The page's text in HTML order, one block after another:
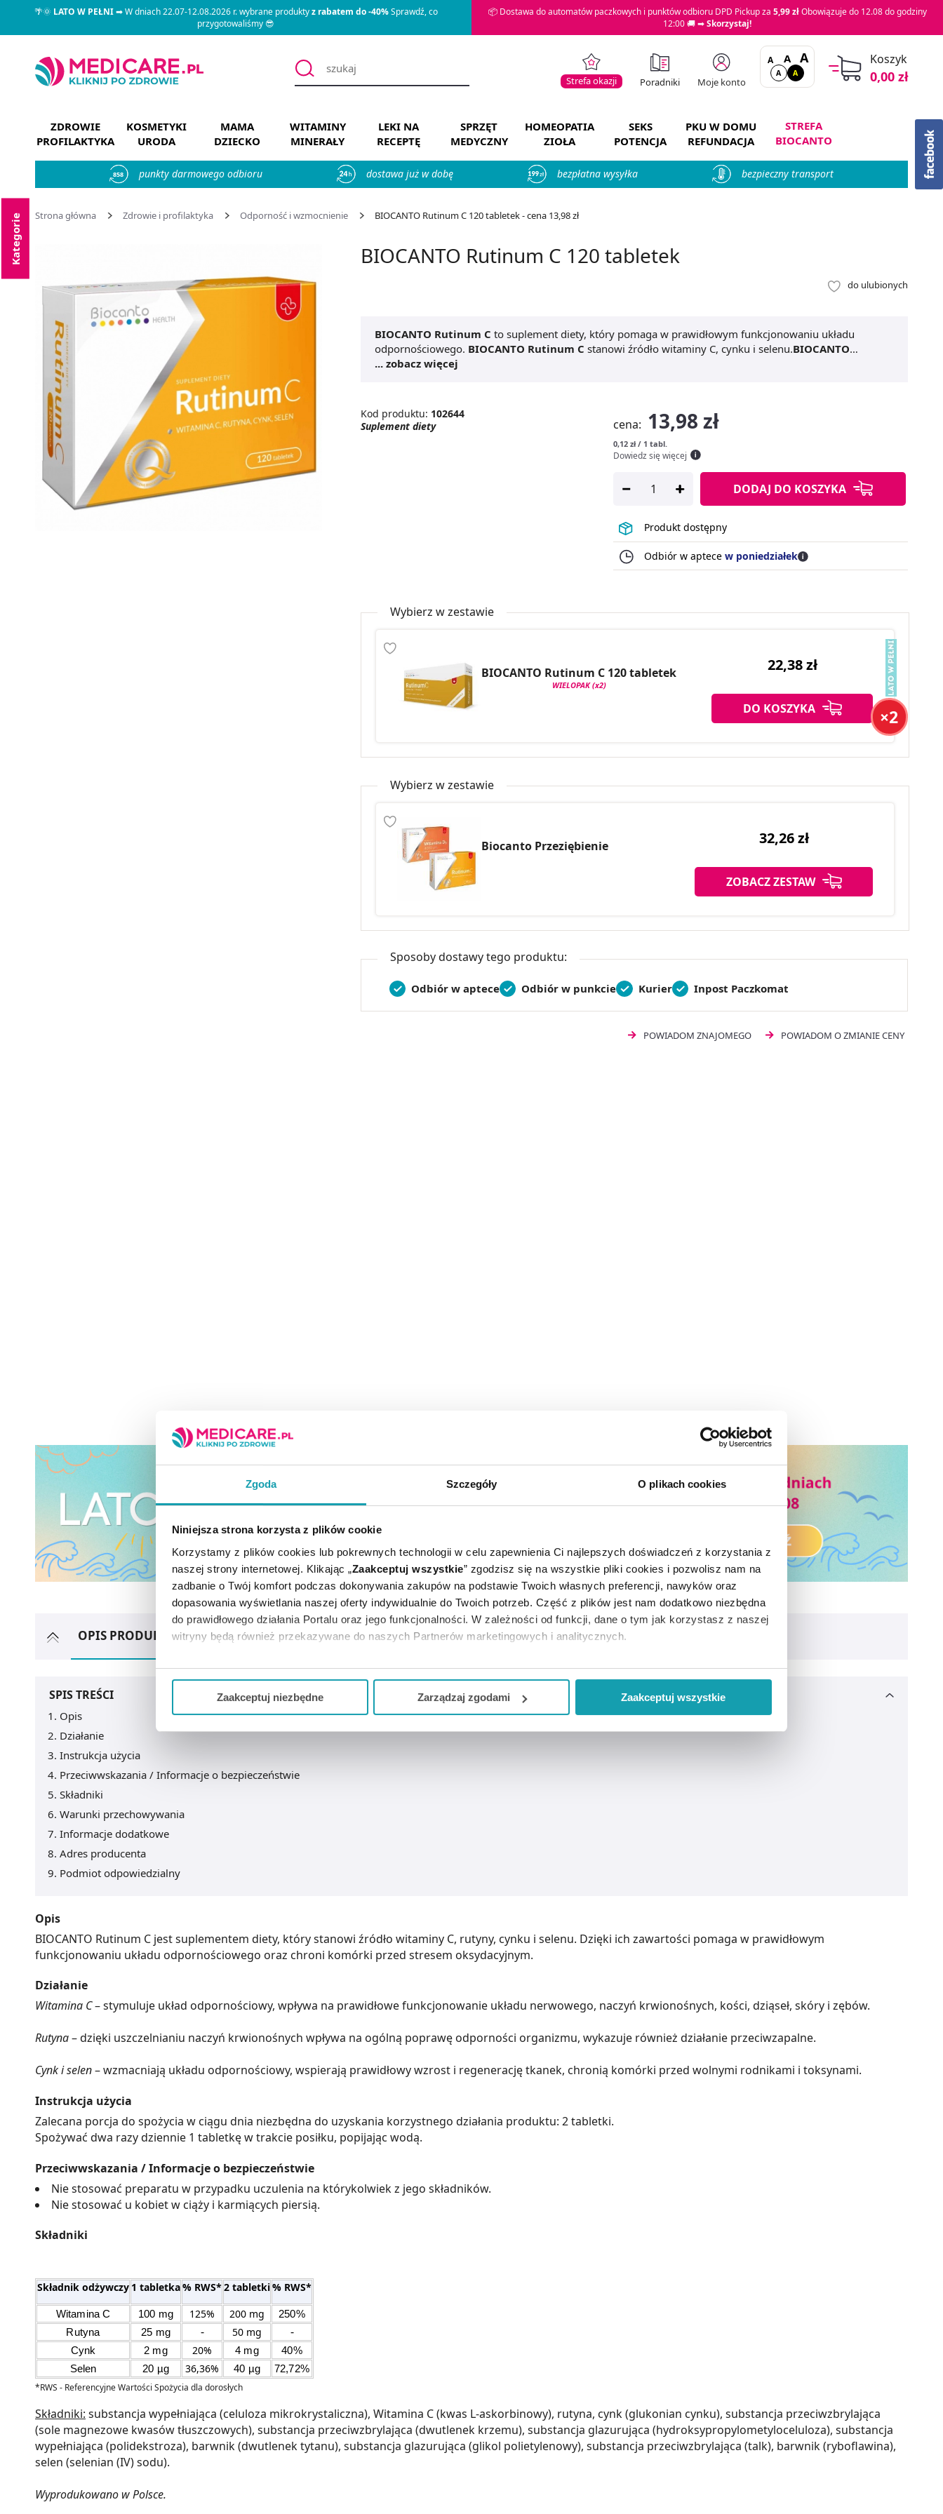
Zgoda Szczegóły O plikach cookies
Niniejsza strona korzysta z plików cookie
Korzystamy z plików cookies lub pokrewnych technologii w celu zapewnienia Ci najlepszych doświadczeń z korzystania z
naszej strony internetowej. Klikając „Zaakceptuj wszystkie” zgodzisz się na wszystkie pliki cookies i pozwolisz nam na
zadbanie o Twój komfort podczas dokonywania zakupów na podstawie Twoich własnych preferencji, nawyków oraz
dopasowania wyświetlania naszej oferty indywidualnie do Twoich potrzeb. Część z plików jest nam dodatkowo niezbędna
do prawidłowego działania Portalu oraz jego funkcjonalności. W zależności od funkcji, dane o tym jak korzystasz z naszej
witryny będą również przekazywane do naszych Partnerów marketingowych i analitycznych.
Jeżeli chcesz dostosować swoją zgodę i wybrać tylko niektóre dodatkowe funkcje, z którymi wiąże się zbieranie danych o
Zaakceptuj niezbędne Zarządzaj zgodami Zaakceptuj wszystkie
🌴🌞LATO W PEŁNI➡ W dniach 22.07-12.08.2026 r. wybrane produktyz rabatem do -40%Sprawdź, co
przygotowaliśmy 😎
📦 Dostawa do automatów paczkowych i punktów odbioru DPD Pickup za 5,99 złObowiązuje do 12.08 do godziny
12:00 🚚 ➡Skorzystaj!
Strefa okazji Poradniki Moje konto
A A A
A A
Koszyk
0,00 zł
ZDROWIE
PROFILAKTYKA
KOSMETYKI
URODA
MAMA
DZIECKO
WITAMINY
MINERAŁY
LEKI NA
RECEPTĘ
SPRZĘT
MEDYCZNY
HOMEOPATIA
ZIOŁA
SEKS
POTENCJA
PKU W DOMU
REFUNDACJA
STREFA
BIOCANTO
858 punkty darmowego odbioru dostawa już w dobę bezpłatna wysyłka bezpieczny transport
Strona główna Zdrowie i profilaktyka Odporność i wzmocnienie BIOCANTO Rutinum C 120 tabletek - cena 13,98 zł
Kategorie BIOCANTO Rutinum C 120 tabletek
do ulubionych
BIOCANTO Rutinum C to suplement diety, który pomaga w prawidłowym funkcjonowaniu układu
odpornościowego. BIOCANTO Rutinum C stanowi źródło witaminy C, cynku i selenu.BIOCANTO
Rutinum Cprzeznaczony jest dla osób dorosłych i dzieci powyżej 7 – go roku życia. Preparat polecany jest
... zobacz więcej
Kod produktu: 102644
Suplement diety
cena: 13,98 zł
0,12 zł / 1 tabl.
Dowiedz się więcej
DODAJ DO KOSZYKA
Produkt dostępny
Odbiór w aptece w poniedziałek
Wybierz w zestawie
BIOCANTO Rutinum C 120 tabletek
WIELOPAK (x2)
×2
22,38 zł
DO KOSZYKA
Wybierz w zestawie
Biocanto Przeziębienie 32,26 zł
ZOBACZ ZESTAW
Sposoby dostawy tego produktu:
Odbiór w aptece Odbiór w punkcie Kurier Inpost Paczkomat
POWIADOM ZNAJOMEGO POWIADOM O ZMIANIE CENY
OPIS PRODUKTU ZOBACZ TEŻ ARTYKUŁY MOŻE CI SIĘ PRZYDAĆ KUP W ZESTAWIE
SPIS TREŚCI
Opis
Działanie
Instrukcja użycia
Przeciwwskazania / Informacje o bezpieczeństwie
Składniki
Warunki przechowywania
Informacje dodatkowe
Adres producenta
Podmiot odpowiedzialny
Opis
BIOCANTO Rutinum C jest suplementem diety, który stanowi źródło witaminy C, rutyny, cynku i selenu. Dzięki ich zawartości pomaga w prawidłowym
funkcjonowaniu układu odpornościowego oraz chroni komórki przed stresem oksydacyjnym.
Działanie
Witamina C– stymuluje układ odpornościowy, wpływa na prawidłowe funkcjonowanie układu nerwowego, naczyń krwionośnych, kości, dziąseł, skóry i zębów.
Rutyna– dzięki uszczelnianiu naczyń krwionośnych wpływa na ogólną poprawę odporności organizmu, wykazuje również działanie przeciwzapalne.
Cynk i selen– wzmacniają układu odpornościowy, wspierają prawidłowy wzrost i regenerację tkanek, chronią komórki przed wolnymi rodnikami i toksynami.
Instrukcja użycia
Zalecana porcja do spożycia w ciągu dnia niezbędna do uzyskania korzystnego działania produktu: 2 tabletki.
Spożywać dwa razy dziennie 1 tabletkę w trakcie posiłku, popijając wodą.
Przeciwwskazania / Informacje o bezpieczeństwie
Nie stosować preparatu w przypadku uczulenia na którykolwiek z jego składników.
Nie stosować u kobiet w ciąży i karmiących piersią.
Składniki
Składnik odżywczy 1 tabletka% RWS*2 tabletki% RWS*
Witamina C 100 mg 125% 200 mg
250%
Rutyna
25 mg - 50 mg -
Cynk 2 mg 20% 4 mg
40%
Selen
20 µg 36,36% 40 µg 72,72%
*RWS - Referencyjne Wartości Spożycia dla dorosłych
Składniki: substancja wypełniająca (celuloza mikrokrystaliczna), Witamina C (kwas L-askorbinowy), rutyna, cynk (glukonian cynku), substancja przeciwzbrylająca
(sole magnezowe kwasów tłuszczowych), substancja przeciwzbrylająca (dwutlenek krzemu), substancja glazurująca (hydroksypropylometyloceluloza), substancja
wypełniająca (polidekstroza), barwnik (dwutlenek tytanu), substancja glazurująca (glikol polietylenowy), substancja przeciwzbrylająca (talk), barwnik (ryboflawina),
selen (selenian (IV) sodu).
Wyprodukowano w Polsce.